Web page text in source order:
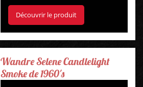
Découvrir le produit
Wandre Selene Candlelight
Smoke de 1960's